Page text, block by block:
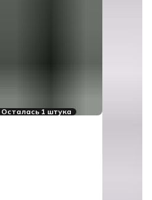
Осталась 1 штука